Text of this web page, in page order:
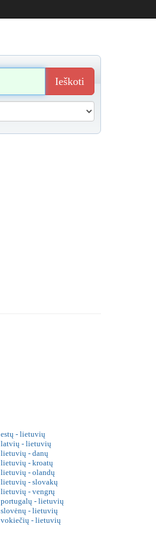
Ieškoti
estų - lietuvių
latvių - lietuvių
lietuvių - danų
lietuvių - kroatų
lietuvių - olandų
lietuvių - slovakų
lietuvių - vengrų
portugalų - lietuvių
slovėnų - lietuvių
vokiečių - lietuvių